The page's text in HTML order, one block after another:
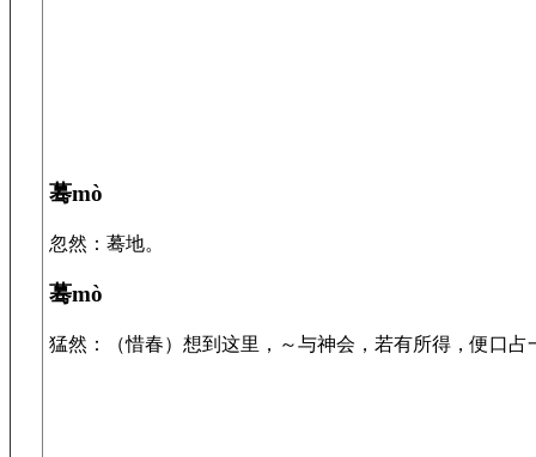
蓦mò
忽然：蓦地。
蓦mò
猛然：（惜春）想到这里，～与神会，若有所得，便口占